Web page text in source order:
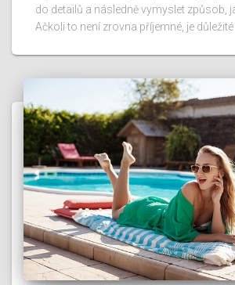
do detailů a následně vymyslet způsob,
Ačkoli to není zrovna příjemné, je důležité